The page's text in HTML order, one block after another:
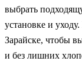
выбрать
установке и
Зарайске, чтобы
и без лишних